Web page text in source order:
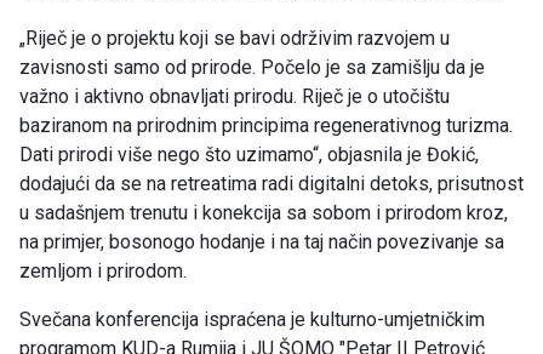
„Riječ je o projektu koji se bavi održivim razvojem u
zavisnosti samo od prirode. Počelo je sa zamišlju da je
važno i aktivno obnavljati prirodu. Riječ je o utočištu
baziranom na prirodnim principima regenerativnog turizma.
Dati prirodi više nego što uzimamo“, objasnila je Đokić,
dodajući da se na retreatima radi digitalni detoks, prisutnost
u sadašnjem trenutu i konekcija sa sobom i prirodom kroz,
na primjer, bosonogo hodanje i na taj način povezivanje sa
zemljom i prirodom.
Svečana konferencija ispraćena je kulturno-umjetničkim
programom KUD-a Rumija i JU ŠOMO "Petar II Petrović